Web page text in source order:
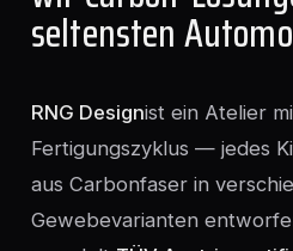
seltensten
RNG Designist ein Atelier
Fertigungszyklus — jedes
aus Carbonfaser in
Gewebevarianten